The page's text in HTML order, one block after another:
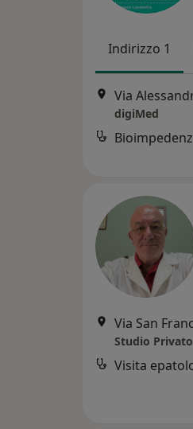
Indirizzo 1
Via
digiMed
Via San
Studio Privato
Visita